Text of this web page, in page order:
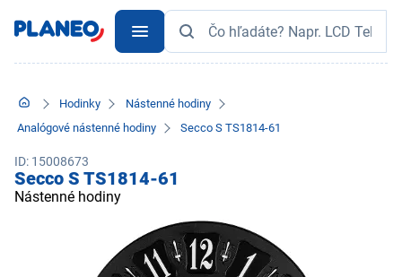
Hodinky
Nástenné hodiny
Analógové nástenné hodiny
Secco S TS1814-61
ID: 15008673
Secco S TS1814-61
Nástenné hodiny